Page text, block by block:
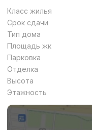
Класс жилья
Срок сдачи
Тип дома
Площадь жк
Парковка
Отделка
Высота
Этажность